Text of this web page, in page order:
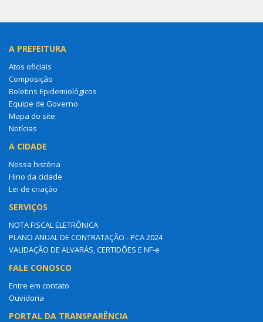
A PREFEITURA
Atos oficiais
Composição
Boletins Epidemiológicos
Equipe de Governo
Mapa do site
Notícias
A CIDADE
Nossa história
Hino da cidade
Lei de criação
SERVIÇOS
NOTA FISCAL ELETRÔNICA
PLANO ANUAL DE CONTRATAÇÃO - PCA 2024
VALIDAÇÃO DE ALVARÁS, CERTIDÕES E NF-e
FALE CONOSCO
Entre em contato
Ouvidoria
PORTAL DA TRANSPARÊNCIA